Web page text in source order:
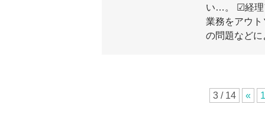
い…。 ☑経理
業務をアウ
の問題など
3 / 14 « 1